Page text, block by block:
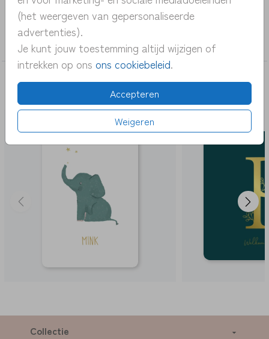
(het weergeven van gepersonaliseerde
advertenties).
Je kunt jouw toestemming altijd wijzigen of
intrekken op ons ons cookiebeleid.
Accepteren
Weigeren
COLLECTIE
jongen
DEZE KAARTEN VIND JE MISSCHIEN OOK
LEUK
Collectie